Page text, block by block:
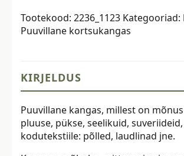
roosa
kogus
Tootekood: 2236_1123 Kategooriad:
Puuvillane kortsukangas
KIRJELDUS
Puuvillane kangas, millest on
pluuse, pükse, seelikuid,
kodutekstiile: põlled, laudlinad jne.